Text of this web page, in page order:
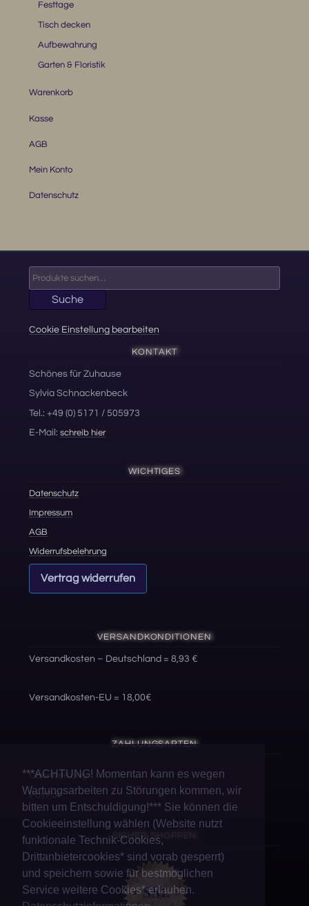
Festtage
Tisch decken
Aufbewahrung
Garten & Floristik
Warenkorb
Kasse
AGB
Mein Konto
Datenschutz
nach:
Suche
Cookie Einstellung bearbeiten
KONTAKT
Schönes für Zuhause
Sylvia Schnackenbeck
Tel.: +49 (0) 5171 / 505973
E-Mail:schreib hier
WICHTIGES
Datenschutz
Impressum
AGB
Widerrufsbelehrung
Vertrag widerrufen
VERSANDKONDITIONEN
Versandkosten – Deutschland = 8,93 €
Versandkosten-EU = 18,00€
ZAHLUNGSARTEN
Überweisung
PayPal
SICHER SHOPPEN
***ACHTUNG! Momentan kann es wegen
Wartungsarbeiten zu Störungen kommen, wir
bitten um Entschuldigung!*** Sie können die
Cookieeinstellung wählen (Website nutzt
funktionale Technik-Cookies,
Drittanbietercookies* sind vorab gesperrt)
und speichern sowie für bestmöglichen
Service weitere Cookies* erlauben.